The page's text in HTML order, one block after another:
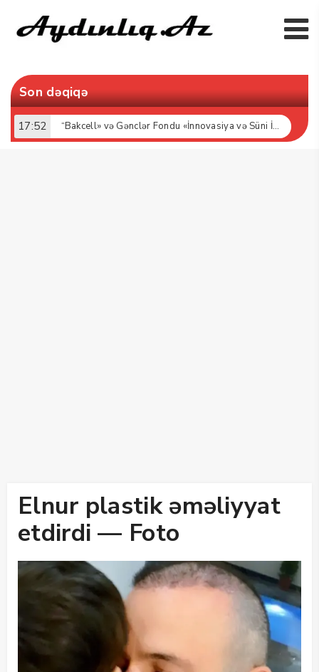
Son dəqiqə
17:52 “Bakcell» və Gənclər Fondu «İnnovasiya və Süni İntellekt» üzrə təqaüd proqramının qalibləri ilə görüş keçirib
Elnur plastik əməliyyat
etdirdi — Foto